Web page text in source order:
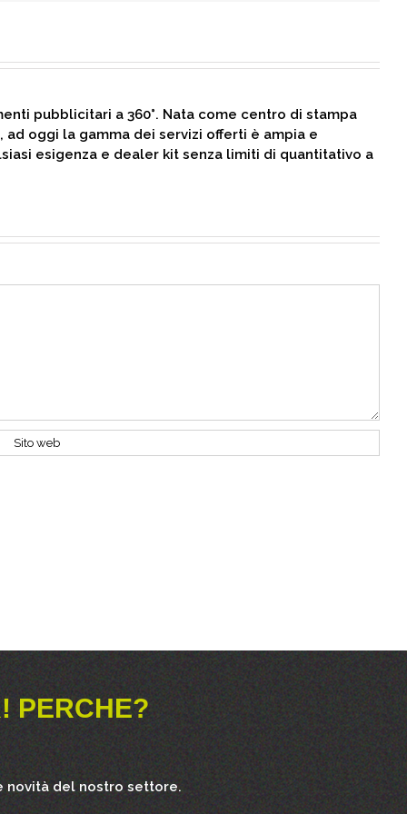
pubblicitari a 360°. Nata come centro di stampa
oggi la gamma dei servizi offerti è ampia e
esigenza e dealer kit senza limiti di quantitativo a
PERCHE?
novità del nostro settore.